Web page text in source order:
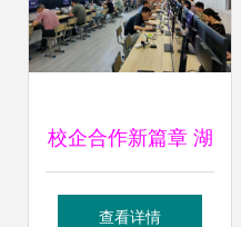
校企合作新篇章 湖
南移动第三届网络
查看详情